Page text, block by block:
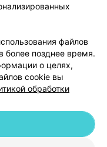
103.by
cookie
данных
Республика Беларусь,
файлов
более позднее время.
о целях,
cookie вы
обработки